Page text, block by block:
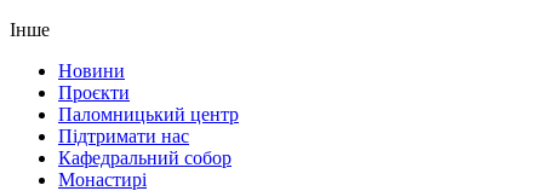
Інше
Новини
Проєкти
Паломницький центр
Підтримати нас
Кафедральний собор
Монастирі